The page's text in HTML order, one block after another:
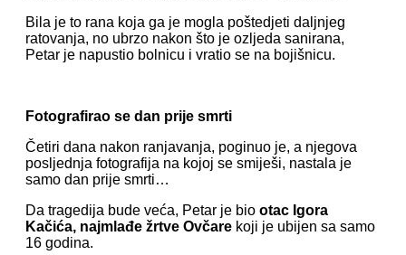
Bila je to rana koja ga je mogla poštedjeti daljnjeg
ratovanja, no ubrzo nakon što je ozljeda sanirana,
Petar je napustio bolnicu i vratio se na bojišnicu.
Fotografirao se dan prije smrti
Četiri dana nakon ranjavanja, poginuo je, a njegova
posljednja fotografija na kojoj se smiješi, nastala je
samo dan prije smrti…
Da tragedija bude veća, Petar je bio otac Igora
Kačića, najmlađe žrtve Ovčare koji je ubijen sa samo
16 godina.